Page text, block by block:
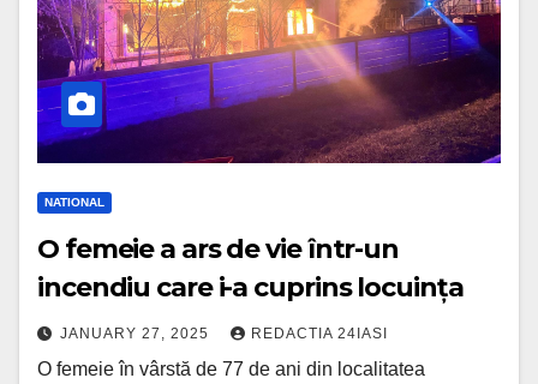
NATIONAL
O femeie a ars de vie într-un
incendiu care i-a cuprins locuința
JANUARY 27, 2025 REDACTIA 24IASI
O femeie în vârstă de 77 de ani din localitatea